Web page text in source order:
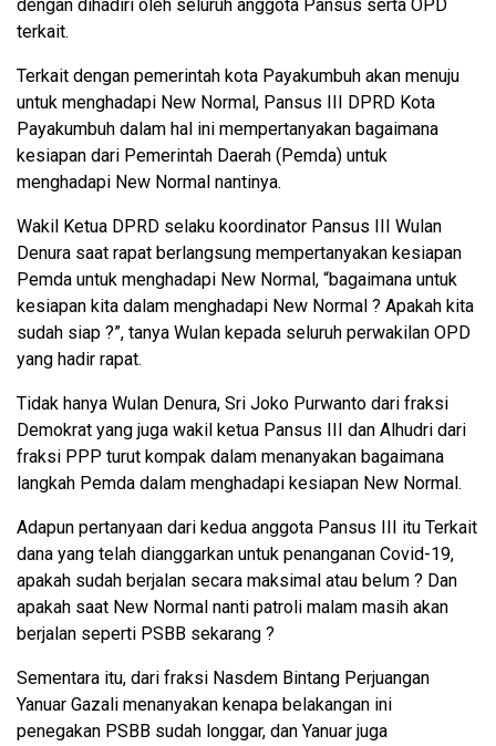
dengan dihadiri oleh seluruh anggota Pansus serta OPD
terkait.
Terkait dengan pemerintah kota Payakumbuh akan menuju
untuk menghadapi New Normal, Pansus III DPRD Kota
Payakumbuh dalam hal ini mempertanyakan bagaimana
kesiapan dari Pemerintah Daerah (Pemda) untuk
menghadapi New Normal nantinya.
Wakil Ketua DPRD selaku koordinator Pansus III Wulan
Denura saat rapat berlangsung mempertanyakan kesiapan
Pemda untuk menghadapi New Normal, “bagaimana untuk
kesiapan kita dalam menghadapi New Normal ? Apakah kita
sudah siap ?”, tanya Wulan kepada seluruh perwakilan OPD
yang hadir rapat.
Tidak hanya Wulan Denura, Sri Joko Purwanto dari fraksi
Demokrat yang juga wakil ketua Pansus III dan Alhudri dari
fraksi PPP turut kompak dalam menanyakan bagaimana
langkah Pemda dalam menghadapi kesiapan New Normal.
Adapun pertanyaan dari kedua anggota Pansus III itu Terkait
dana yang telah dianggarkan untuk penanganan Covid-19,
apakah sudah berjalan secara maksimal atau belum ? Dan
apakah saat New Normal nanti patroli malam masih akan
berjalan seperti PSBB sekarang ?
Sementara itu, dari fraksi Nasdem Bintang Perjuangan
Yanuar Gazali menanyakan kenapa belakangan ini
penegakan PSBB sudah longgar, dan Yanuar juga